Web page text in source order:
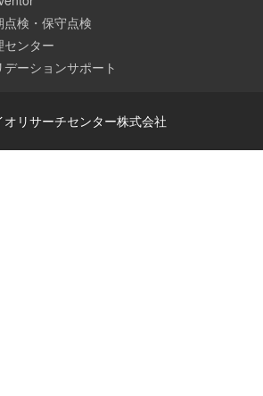
点検・保守点検
センター
デーションサポート
オリサーチセンター株式会社